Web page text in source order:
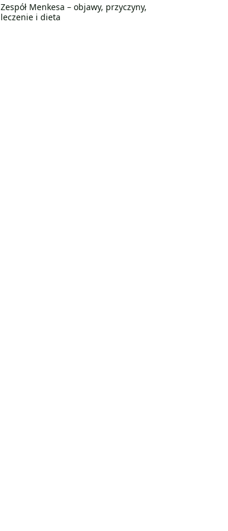
Zespół Menkesa – objawy, przyczyny,
leczenie i dieta